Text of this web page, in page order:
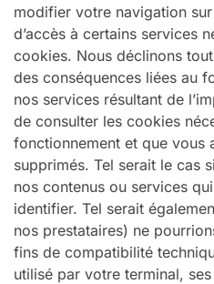
modifier votre navigation
d’accès à certains services
cookies. Nous déclinons
des conséquences liées au
nos services résultant de
de consulter les cookies
fonctionnement et que vous
supprimés. Tel serait le cas
nos contenus ou services
identifier. Tel serait
nos prestataires) ne
fins de compatibilité
utilisé par votre terminal,